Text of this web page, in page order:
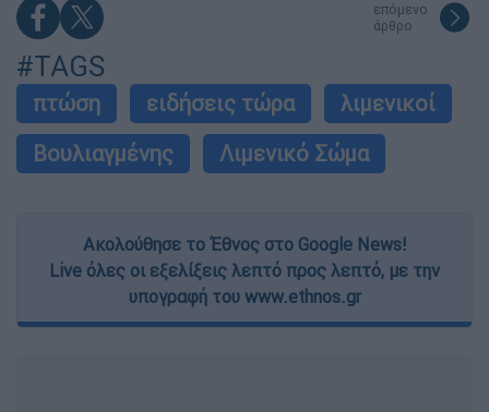
επόμενο
άρθρο
#TAGS
πτώση ειδήσεις τώρα
λιμενικοί
Βουλιαγμένης
Λιμενικό Σώμα
Ακολούθησε το Έθνος στο Google News!
Live όλες οι εξελίξεις λεπτό προς λεπτό, με την
υπογραφή του www.ethnos.gr